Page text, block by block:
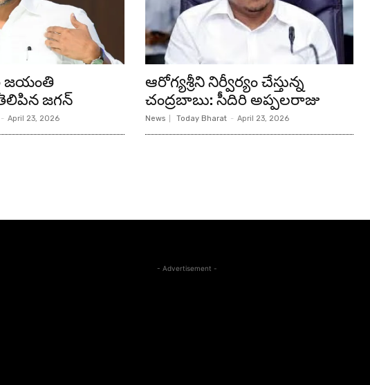
జయంతి
జగన్‌
- April 23, 2026
ఆరోగ్యశ్రీని నిర్వీర్యం చేస్తున్న
చంద్రబాబు: సీదిరి అప్పలరాజు
News Today Bharat - April 23, 2026
- Advertisement -